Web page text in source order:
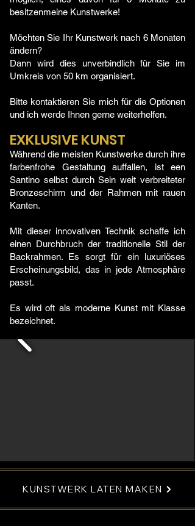
besitzenmeine Kunstwerke!
Möchten Sie Ihr Kunstwerk nach 6 Monaten
ändern?
Dann wird dies unverbindlich für Sie im
Umkreis von 50 km organisiert.
Bitte kontaktieren Sie mich für die Optionen
und ich werde Ihnen gerne weiterhelfen.
EXKLUSIVE KUNST
Während die meisten Kunstwerke durch ihre
farbenfrohe Gestaltung auffallen, ist een
Santino selbst durch Sein weit verbreiteter
Bronzeschirm und der Rahmen mit rauen
Kanten.
Mit dieser innovativen Technik schaffe ich
einen Durchbruch der traditionelle Stil der
Backrahmen. Es sorgt für ein luxuriöses
Erscheinungsbild, das in jede Atmosphäre
passt.
Es wird oft als moderne Kunst mit Klasse
bezeichnet.
KUNSTWERK LATEN MAKEN